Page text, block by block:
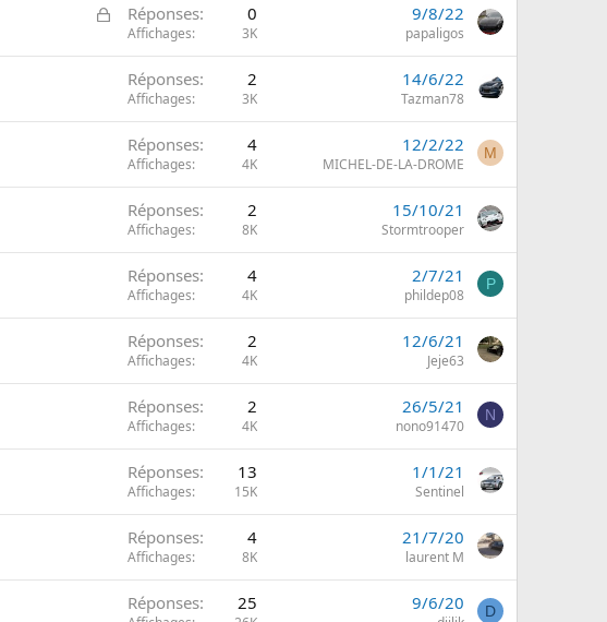
F
r
Réponses 0
Affichages 3K
9/8/22
papaligos
Réponses 2
Affichages 3K
14/6/22
Tazman78
Réponses 4
Affichages 4K
12/2/22
MICHEL-DE-LA-DROME
M
Réponses 2
Affichages 8K
15/10/21
Stormtrooper
Réponses 4
Affichages 4K
2/7/21
phildep08
P
Réponses 2
Affichages 4K
12/6/21
Jeje63
Réponses 2
Affichages 4K
26/5/21
nono91470
N
Réponses 13
Affichages 15K
1/1/21
Sentinel
Réponses 4
Affichages 8K
21/7/20
laurent M
Réponses 25 9/6/20 D